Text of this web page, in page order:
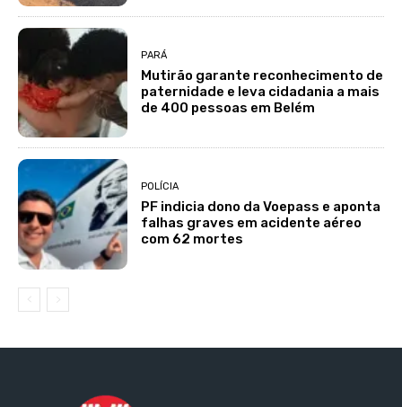
PARÁ
Mutirão garante reconhecimento de
paternidade e leva cidadania a mais
de 400 pessoas em Belém
POLÍCIA
PF indicia dono da Voepass e aponta
falhas graves em acidente aéreo
com 62 mortes